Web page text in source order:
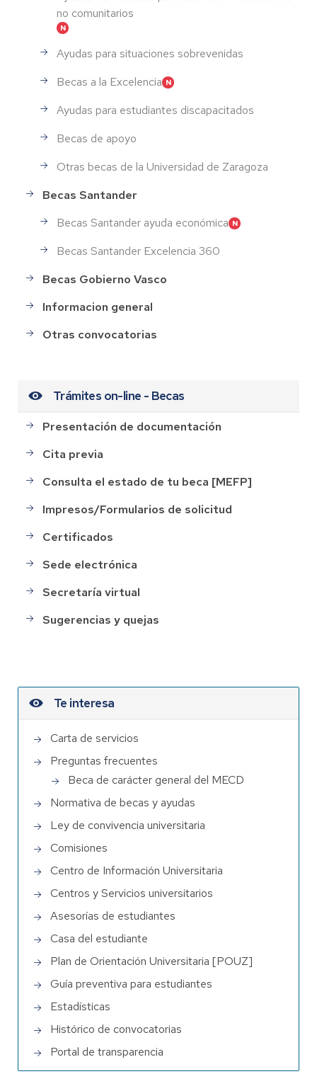
no comunitarios
Ayudas para situaciones sobrevenidas
Becas a la Excelencia
Ayudas para estudiantes discapacitados
Becas de apoyo
Otras becas de la Universidad de Zaragoza
Becas Santander
Becas Santander ayuda económica
Becas Santander Excelencia 360
Becas Gobierno Vasco
Informacion general
Otras convocatorias
Trámites on-line - Becas
Presentación de documentación
Cita previa
Consulta el estado de tu beca [MEFP]
Impresos/Formularios de solicitud
Certificados
Sede electrónica
Secretaría virtual
Sugerencias y quejas
Te interesa
Carta de servicios
Preguntas frecuentes
Beca de carácter general del MECD
Normativa de becas y ayudas
Ley de convivencia universitaria
Comisiones
Centro de Información Universitaria
Centros y Servicios universitarios
Asesorías de estudiantes
Casa del estudiante
Plan de Orientación Universitaria [POUZ]
Guía preventiva para estudiantes
Estadísticas
Histórico de convocatorias
Portal de transparencia